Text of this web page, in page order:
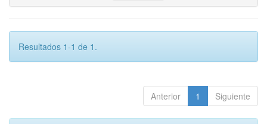
Resultados 1-1 de 1.
Anterior 1 Siguiente